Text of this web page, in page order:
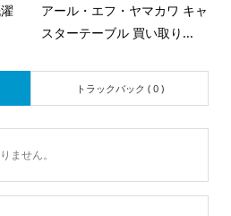
アール・エフ・ヤマカワ キャ
スターテーブル 買い取り...
トラックバック ( 0 )
ません。